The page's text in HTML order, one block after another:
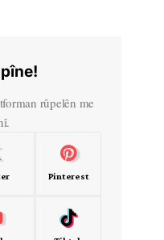
rûpelên me
Pinterest